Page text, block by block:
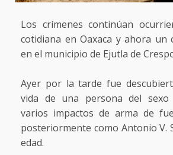
Los crímenes continúan
cotidiana en Oaxaca y ahora un
en el municipio de Ejutla de
Ayer por la tarde fue
vida de una persona del sexo
varios impactos de arma de
posteriormente como Antonio V.
edad.